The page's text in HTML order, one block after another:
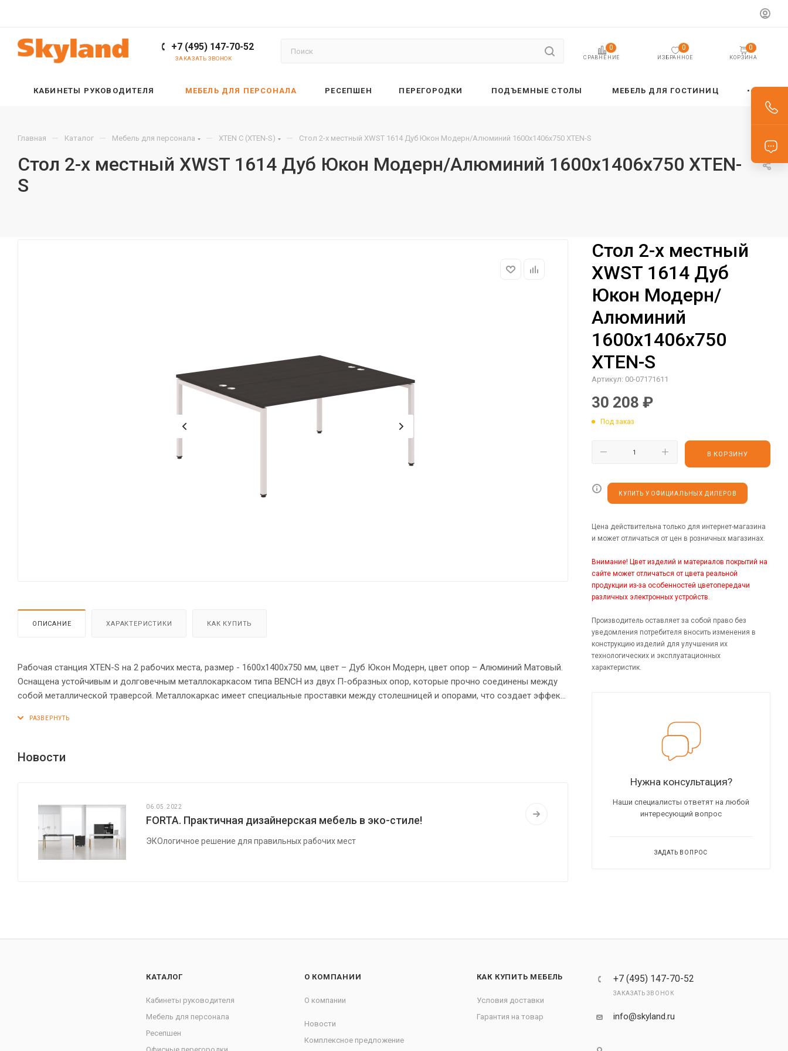
+7 (495) 147-70-52
ЗАКАЗАТЬ ЗВОНОК СРАВНЕНИЕ
0
ИЗБРАННОЕ
0
КОРЗИНА
0
КАБИНЕТЫ РУКОВОДИТЕЛЯ МЕБЕЛЬ ДЛЯ ПЕРСОНАЛА РЕСЕПШЕН ПЕРЕГОРОДКИ ПОДЪЕМНЫЕ СТОЛЫ МЕБЕЛЬ ДЛЯ ГОСТИНИЦ
Главная — Каталог — Мебель для персонала — XTEN С (XTEN-S) — Стол 2-х местный XWST 1614 Дуб Юкон Модерн/Алюминий 1600х1406х750 XTEN-S
Стол 2-х местный XWST 1614 Дуб Юкон Модерн/Алюминий 1600х1406х750 XTEN-
S
ОПИСАНИЕ ХАРАКТЕРИСТИКИ КАК КУПИТЬ
Рабочая станция XTEN-S на 2 рабочих места, размер - 1600х1400х750 мм, цвет – Дуб Юкон Модерн, цвет опор – Алюминий Матовый.
Оснащена устойчивым и долговечным металлокаркасом типа BENCH из двух П-образных опор, которые прочно соединены между
собой металлической траверсой. Металлокаркас имеет специальные проставки между столешницей и опорами, что создает эффект
Регулируемые опоры обеспечат столу устойчивость на неровном полу.
Новости
06.05.2022
FORTA. Практичная дизайнерская мебель в эко-стиле!
ЭКОлогичное решение для правильных рабочих мест
Стол 2-х местный
XWST 1614 Дуб
Юкон Модерн/
Алюминий
1600х1406х750
XTEN-S
Артикул: 00-07171611
30 208 ₽
Под заказ
В КОРЗИНУ
КУПИТЬ У ОФИЦИАЛЬНЫХ ДИЛЕРОВ
Цена действительна только для интернет-магазина
и может отличаться от цен в розничных магазинах.
Внимание! Цвет изделий и материалов покрытий на
сайте может отличаться от цвета реальной
продукции из-за особенностей цветопередачи
различных электронных устройств.
Производитель оставляет за собой право без
уведомления потребителя вносить изменения в
конструкцию изделий для улучшения их
технологических и эксплуатационных
характеристик.
Нужна консультация?
Наши специалисты ответят на любой
интересующий вопрос
ЗАДАТЬ ВОПРОС
КАТАЛОГ
Кабинеты руководителя
Мебель для персонала
Ресепшен
О КОМПАНИИ
О компании
Новости
Комплексное предложение
КАК КУПИТЬ МЕБЕЛЬ
Условия доставки
Гарантия на товар
+7 (495) 147-70-52
ЗАКАЗАТЬ ЗВОНОК
info@skyland.ru